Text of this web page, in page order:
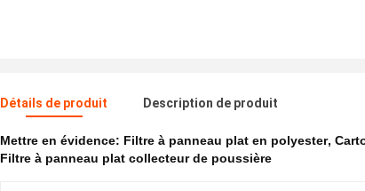
Détails de produit Description de produit
Mettre en évidence: Filtre à panneau plat en polyester,
Filtre à panneau plat collecteur de poussière